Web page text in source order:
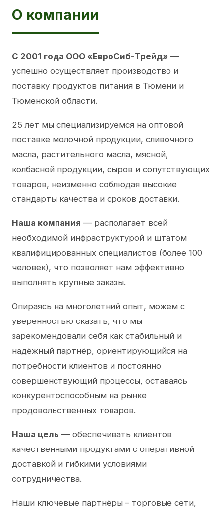
О компании
С 2001 года ООО «ЕвроСиб-Трейд» —
успешно осуществляет производство и
поставку продуктов питания в Тюмени и
Тюменской области.
25 лет мы специализируемся на оптовой
поставке молочной продукции, сливочного
масла, растительного масла, мясной,
колбасной продукции, сыров и сопутствующих
товаров, неизменно соблюдая высокие
стандарты качества и сроков доставки.
Наша компания — располагает всей
необходимой инфраструктурой и штатом
квалифицированных специалистов (более 100
человек), что позволяет нам эффективно
выполнять крупные заказы.
Опираясь на многолетний опыт, можем с
уверенностью сказать, что мы
зарекомендовали себя как стабильный и
надёжный партнёр, ориентирующийся на
потребности клиентов и постоянно
совершенствующий процессы, оставаясь
конкурентоспособным на рынке
продовольственных товаров.
Наша цель — обеспечивать клиентов
качественными продуктами с оперативной
доставкой и гибкими условиями
сотрудничества.
Наши ключевые партнёры – торговые сети,